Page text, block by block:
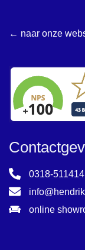
← naar onze
0318-511414
online